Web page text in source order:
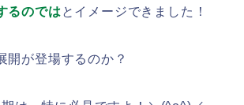
るのでは とイメージできました！
開が登場するのか？